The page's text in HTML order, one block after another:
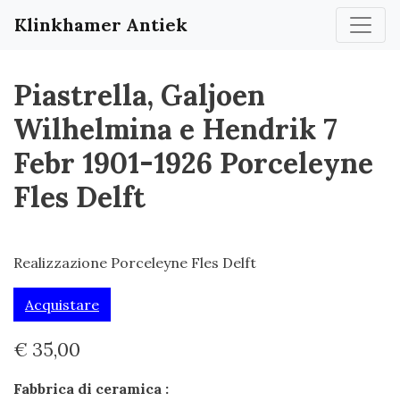
Klinkhamer Antiek
Piastrella, Galjoen
Wilhelmina e Hendrik 7
Febr 1901-1926 Porceleyne
Fles Delft
Realizzazione Porceleyne Fles Delft
Acquistare
€ 35,00
Fabbrica di ceramica :